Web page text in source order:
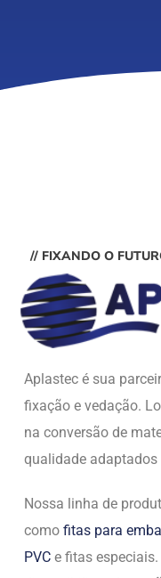
// FIXANDO O
Aplastec é sua
fixação e vedação.
na conversão de
qualidade adaptados
Nossa linha de
como fitas para
PVC e fitas